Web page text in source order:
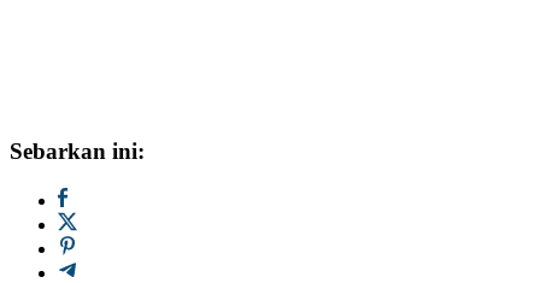
Sebarkan ini: